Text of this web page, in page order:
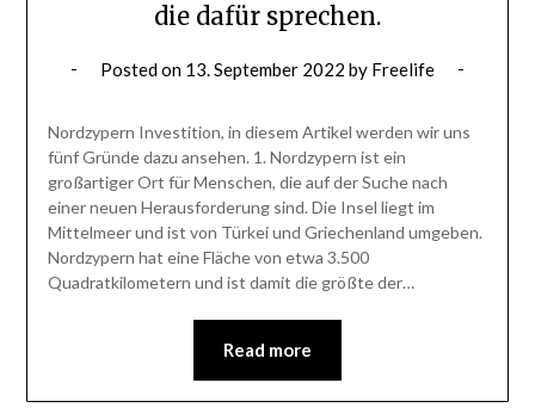
die dafür sprechen.
Posted on 13. September 2022 by Freelife
Nordzypern Investition, in diesem Artikel werden wir uns
fünf Gründe dazu ansehen. 1. Nordzypern ist ein
großartiger Ort für Menschen, die auf der Suche nach
einer neuen Herausforderung sind. Die Insel liegt im
Mittelmeer und ist von Türkei und Griechenland umgeben.
Nordzypern hat eine Fläche von etwa 3.500
Quadratkilometern und ist damit die größte der…
Read more